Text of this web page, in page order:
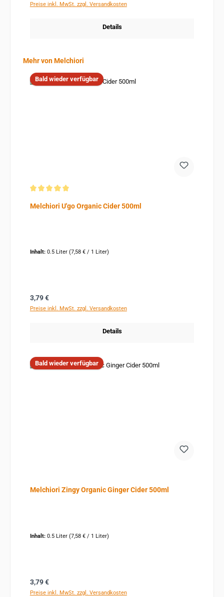
Preise inkl. MwSt. zzgl. Versandkosten
Details
Produktgalerie überspringen
Mehr von Melchiori
Bald wieder verfügbar
Melchiori U'go Organic Cider 500ml
Inhalt: 0.5 Liter (7,58 € / 1 Liter)
Regulärer Preis:
3,79 €
Preise inkl. MwSt. zzgl. Versandkosten
Details
Bald wieder verfügbar
Melchiori Zingy Organic Ginger Cider 500ml
Inhalt: 0.5 Liter (7,58 € / 1 Liter)
Regulärer Preis:
3,79 €
Preise inkl. MwSt. zzgl. Versandkosten